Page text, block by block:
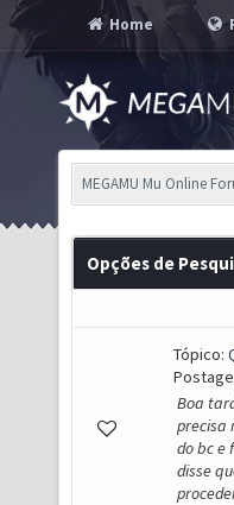
Home
MEGAMU Mu Online
Opções de
Tópico:
Boa
precisa
do bc e
disse